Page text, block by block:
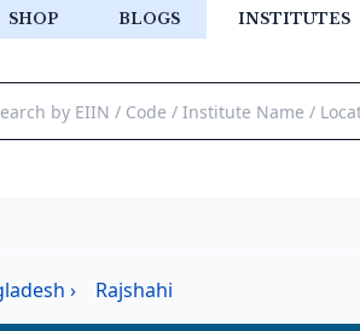
SHOP BLOGS INSTITUTES
› Rajshahi